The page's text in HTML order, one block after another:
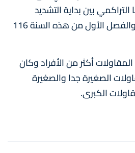
التراكمي بين بداية التشديد
النقدي في شتنبر 2023 والفصل الأول من هذه السنة 116
أكثر من الأفراد وكان
الصغيرة جدا والصغيرة
الكبرى.